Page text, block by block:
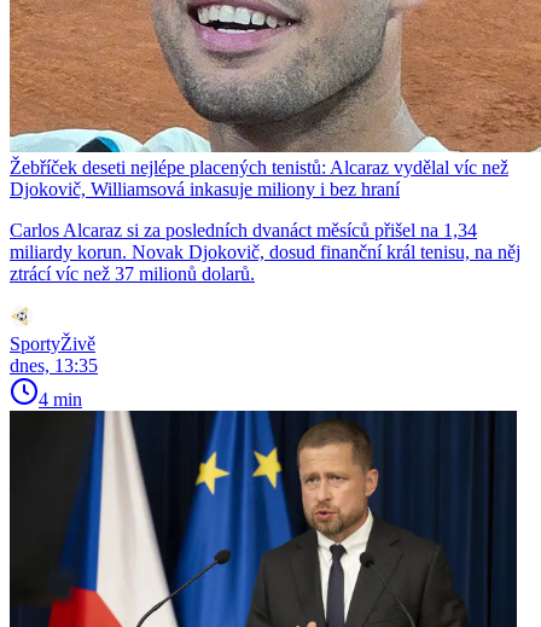
Žebříček deseti nejlépe placených tenistů: Alcaraz vydělal víc než
Djokovič, Williamsová inkasuje miliony i bez hraní
Carlos Alcaraz si za posledních dvanáct měsíců přišel na 1,34
miliardy korun. Novak Djokovič, dosud finanční král tenisu, na něj
ztrácí víc než 37 milionů dolarů.
SportyŽivě
dnes, 13:35
4 min